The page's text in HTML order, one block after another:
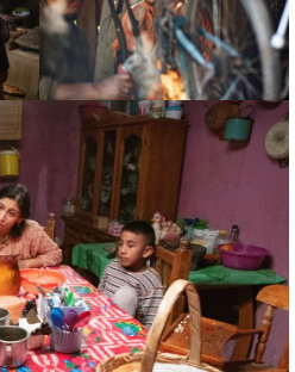
CABALLERO ÁGUILA,
CORTESÍA DIRECTOR